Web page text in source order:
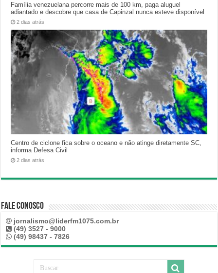
Família venezuelana percorre mais de 100 km, paga aluguel
adiantado e descobre que casa de Capinzal nunca esteve disponível
2 dias atrás
Centro de ciclone fica sobre o oceano e não atinge diretamente SC,
informa Defesa Civil
2 dias atrás
Fale Conosco
jornalismo@liderfm1075.com.br
(49) 3527 - 9000
(49) 98437 - 7826